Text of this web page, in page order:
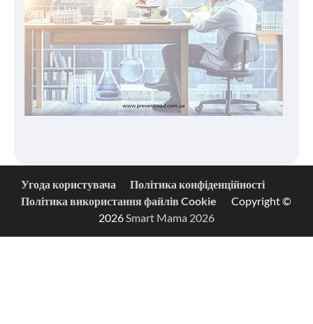
Угода користувача
Політика конфіденційності
Політика використання файлів Cookie
Copyright ©
2026Smart Mama 2026